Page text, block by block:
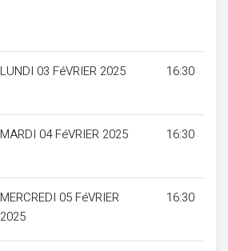
LUNDI 03 FéVRIER 2025 16:30
MARDI 04 FéVRIER 2025 16:30
MERCREDI 05 FéVRIER
2025
16:30